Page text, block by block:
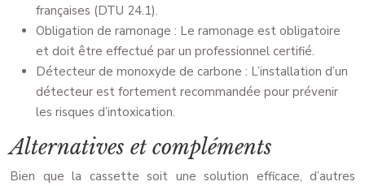
françaises (DTU 24.1).
Obligation de ramonage : Le ramonage est obligatoire
et doit être effectué par un professionnel certifié.
Détecteur de monoxyde de carbone : L’installation d’un
détecteur est fortement recommandée pour prévenir
les risques d’intoxication.
Alternatives et compléments
Bien que la cassette soit une solution efficace, d’autres